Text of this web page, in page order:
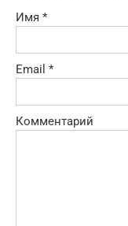
Имя *
Email *
Комментарий